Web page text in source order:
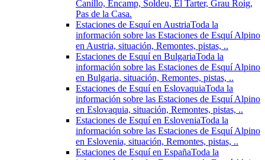
Canillo, Encamp, Soldeu, El Tarter, Grau Roig,
Pas de la Casa.
Estaciones de Esquí en AustriaToda la
información sobre las Estaciones de Esquí Alpino
en Austria, situación, Remontes, pistas, ..
Estaciones de Esquí en BulgariaToda la
información sobre las Estaciones de Esquí Alpino
en Bulgaria, situación, Remontes, pistas, ..
Estaciones de Esquí en EslovaquiaToda la
información sobre las Estaciones de Esquí Alpino
en Eslovaquia, situación, Remontes, pistas, ..
Estaciones de Esquí en EsloveniaToda la
información sobre las Estaciones de Esquí Alpino
en Eslovenia, situación, Remontes, pistas, ..
Estaciones de Esquí en EspañaToda la